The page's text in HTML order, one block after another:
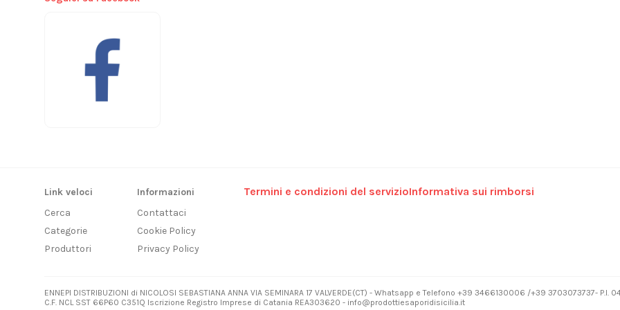
Link veloci
Cerca
Categorie
Produttori
Informazioni
Contattaci
Cookie Policy
Privacy Policy
Termini e condizioni del servizioInformativa sui rimborsi
ENNEPI DISTRIBUZIONI di NICOLOSI SEBASTIANA ANNA VIA SEMINARA 17 VALVERDE(CT) - Whatsapp e Telefono +39 3466130006 /+39 3703073737- P.I.
C.F. NCL SST 66P60 C351Q Iscrizione Registro Imprese di Catania REA303620 - info@prodottiesaporidisicilia.it